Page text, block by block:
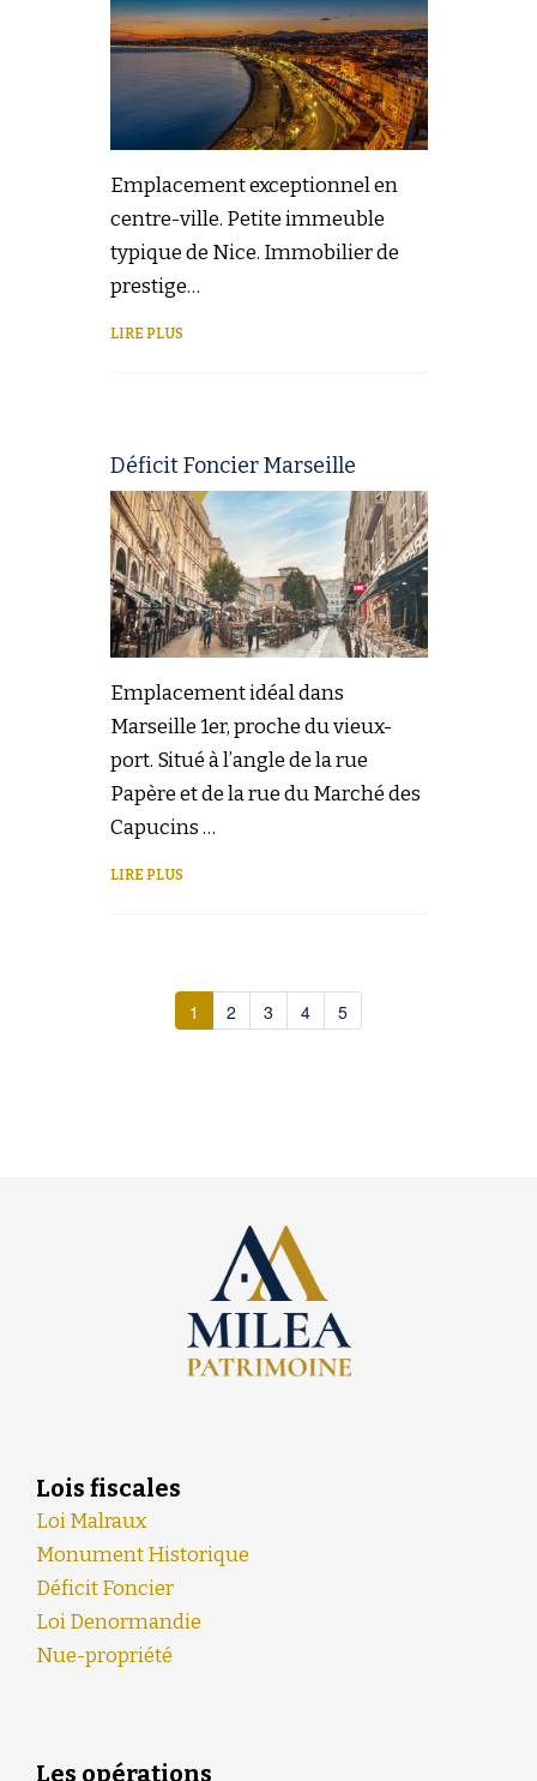
Emplacement exceptionnel en
centre-ville. Petite immeuble
typique de Nice. Immobilier de
prestige…
LIRE PLUS
Déficit Foncier Marseille
Emplacement idéal dans
Marseille 1er, proche du vieux-
port. Situé à l’angle de la rue
Papère et de la rue du Marché des
Capucins …
LIRE PLUS
1 2 3 4 5
Lois fiscales
Loi Malraux
Monument Historique
Déficit Foncier
Loi Denormandie
Nue-propriété
Les opérations